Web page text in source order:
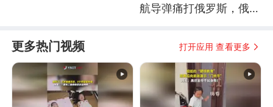
航导弹痛打俄罗斯，俄军
更多热门视频 打开应用 查看更多